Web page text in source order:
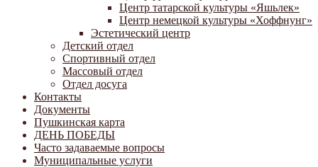
Центр татарской культуры «Яшьлек»
Центр немецкой культуры «Хоффнунг»
Эстетический центр
Детский отдел
Спортивный отдел
Массовый отдел
Отдел досуга
Контакты
Документы
Пушкинская карта
ДЕНЬ ПОБЕДЫ
Часто задаваемые вопросы
Муниципальные услуги